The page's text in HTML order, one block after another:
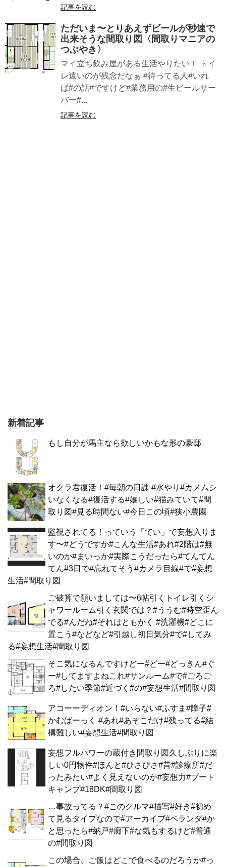
記事を読む
ただいま〜とりあえずビールが秒速で
出来そうな間取り図〈間取りマニアの
つぶやき〉
マイ立ち飲み屋がある生活やりたい！ トイ
レ遠いのが残念だなぁ #待ってる人#いれ
ば#の話#ですけど#業務用の#生ビールサー
バー#...
記事を読む
新着記事
もし自分が馬主なら欲しいかもな形の豪邸
オクラ君復活！#毎朝の日課 #水やり#カメムシ
いなくなる#復活する#嬉しい#猫みていて#間
取り図#見る時間ない#今日この頃#狭小農園
監視されてる！っていう「てい」で妄想入りま
す〜#どうですか#こんな生活#あれ#2階は#無
いのか#まいっか#実際こうだったら#てんてん
てん#3日で#忘れてそう#カメラ目線#で#妄想
生活#間取り図
ご破算で願いましては〜6帖引くトイレ引くシ
ャワールーム引く玄関では？#ううむ#時空歪ん
でる#んだね#それはともかく #洗濯機#どこに
置こう#などなど#引越し初日気分#で#してみ
る#妄想生活#間取り図
そこ気になるんですけどー#どー#どっきん#ぐ
ー#してますよねこれ#サンルーム#で#ごろご
ろ#したい季節#近づく#の#妄想生活#間取り図
アコーーディオン！#いらない#ふすま#障子#
かむばーっく #あれ#あそこだけ#残ってる#結
構難しい#妄想生活#間取り図
妄想フルパワーの蔵付き間取り図久しぶりに楽
しい0円物件#ほんと#ひさびさ#昔#診療所#だ
ったみたい#よく見えないのが#妄想力#ブート
キャンプ#18DK#間取り図
…事故ってる？#このクルマ#描写#好き#初め
て見るタイプなので#アーカイブ#ベランダ#か
と思ったら#納戸#廊下#な気もするけど#普通
の#間取り図
この場合、ご飯はどこで食べるのだろうか#っ